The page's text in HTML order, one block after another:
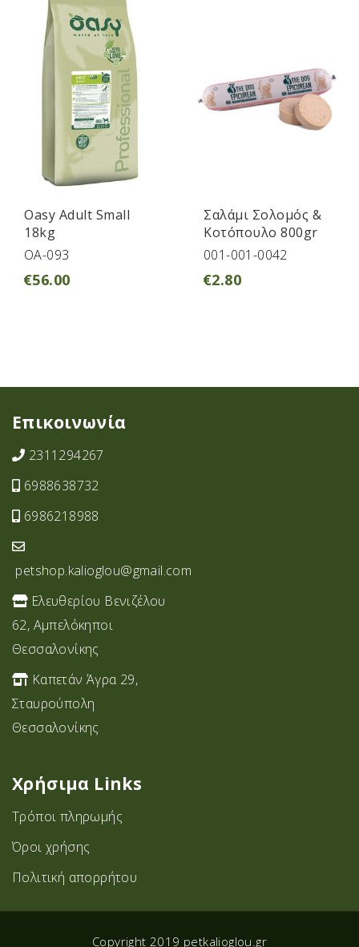
Oasy Adult Small
18kg
OA-093
€56.00
Σαλάμι Σολομός &
Κοτόπουλο 800gr
001-001-0042
€2.80
Επικοινωνία
2311294267
6988638732
6986218988
petshop.kalioglou@gmail.com
Ελευθερίου Βενιζέλου
62, Αμπελόκηποι
Θεσσαλονίκης
Καπετάν Άγρα 29,
Σταυρoύπολη
Θεσσαλονίκης
Χρήσιμα Links
Τρόποι πληρωμής
Όροι χρήσης
Πολιτική απορρήτου
Copyright 2019 petkalioglou.gr